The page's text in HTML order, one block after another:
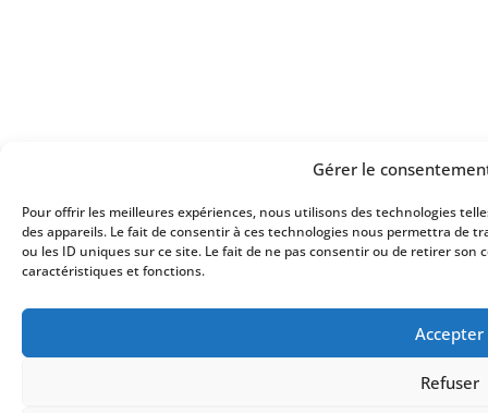
Gérer le
Pour offrir les meilleures expériences, nous utilisons des technologies
des appareils. Le fait de consentir à ces technologies nous permettra de
ou les ID uniques sur ce site. Le fait de ne pas consentir ou de retirer
caractéristiques et fonctions.
Accepter
Refuser